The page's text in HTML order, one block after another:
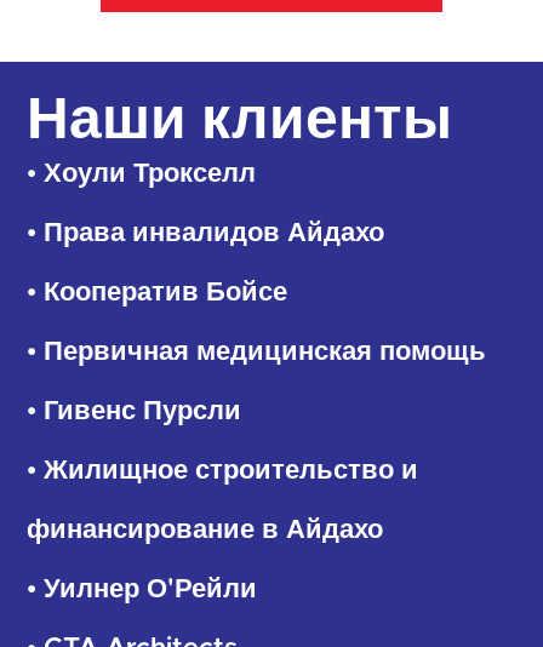
Наши клиенты
• Хоули Трокселл
• Права инвалидов Айдахо
• Кооператив Бойсе
• Первичная медицинская помощь
• Гивенс Пурсли
• Жилищное строительство и
финансирование в Айдахо
• Уилнер О'Рейли